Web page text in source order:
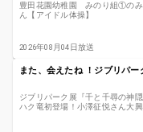
豊田花園幼稚園 みのり組①のみ
ん【アイドル体操】
2026年08月04日放送
また、会えたね ！ジブリパー
ジブリパーク展『千と千尋の神隠
ハク竜初登場！小澤征悦さん大